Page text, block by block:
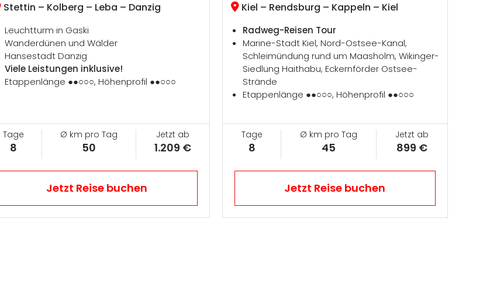
Stettin – Kolberg – Leba – Danzig
Leuchtturm in Gaski
Wanderdünen und Wälder
Hansestadt Danzig
Viele Leistungen inklusive!
Etappenlänge ●●○○○, Höhenprofil ●●○○○
Tage
8
Ø km pro Tag
50
Jetzt ab
1.209 €
Jetzt Reise buchen
Kiel – Rendsburg – Kappeln – Kiel
Radweg-Reisen Tour
Marine-Stadt Kiel, Nord-Ostsee-Kanal,
Schleimündung rund um Maasholm, Wikinger-
Siedlung Haithabu, Eckernförder Ostsee-
Strände
Etappenlänge ●●○○○, Höhenprofil ●●○○○
Tage
8
Ø km pro Tag
45
Jetzt ab
899 €
Jetzt Reise buchen